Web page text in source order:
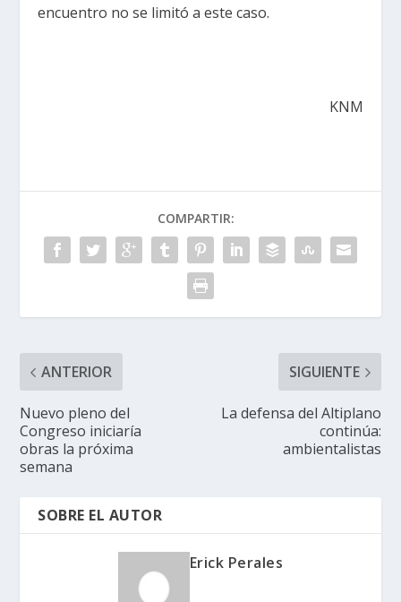
encuentro no se limitó a este caso.
KNM
COMPARTIR:
ANTERIOR
Nuevo pleno del
Congreso iniciaría
obras la próxima
semana
SIGUIENTE
La defensa del Altiplano
continúa:
ambientalistas
SOBRE EL AUTOR
Erick Perales